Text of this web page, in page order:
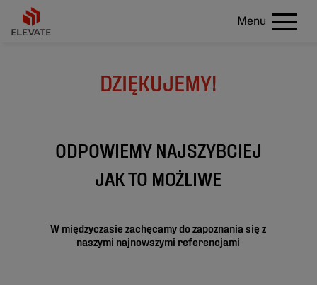
Menu
DZIĘKUJEMY!
ODPOWIEMY NAJSZYBCIEJ
JAK TO MOŻLIWE
W międzyczasie zachęcamy do zapoznania się z
naszymi najnowszymi referencjami